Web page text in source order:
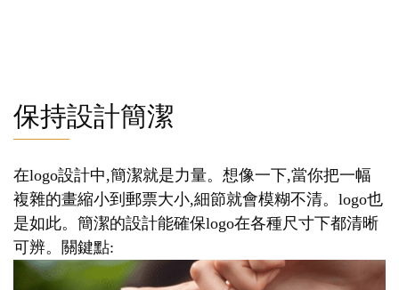
保持設計簡潔
在logo設計中,簡潔就是力量。想像一下,當你把一幅
複雜的畫縮小到郵票大小,細節就會模糊不清。logo也
是如此。簡潔的設計能確保logo在各種尺寸下都清晰
可辨。關鍵點: